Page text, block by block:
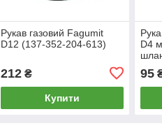
Рукав газовий Fagumit
D12 (137-352-204-613)
212₴
Купити
D4
95